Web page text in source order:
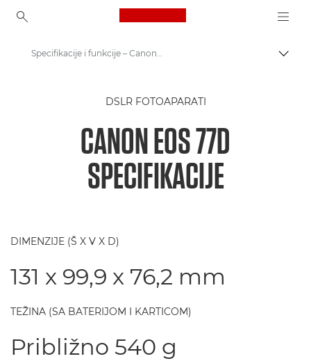
Canon Logo, back to
Digitalni fotoaparati
Canon EOS 77D
Specifikacije i funkcije – Canon EOS 77D
DSLR FOTOAPARATI
CANON EOS 77D
SPECIFIKACIJE
DIMENZIJE (Š X V X D)
131 x 99,9 x 76,2 mm
TEŽINA (SA BATERIJOM I KARTICOM)
Približno 540 g